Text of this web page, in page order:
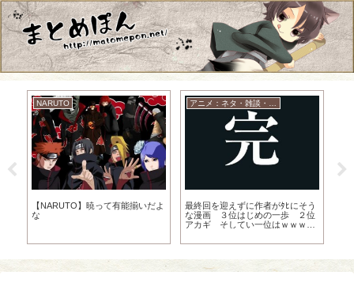
NARUTO
【NARUTO】暁って有能揃いだよ
な
アニメ：ネタ・雑談・ニュース
最終回を迎えずに作者がﾀﾋにそう
な漫画 ３位はじめの一歩 ２位
アカギ そしてい一位はｗｗｗｗ